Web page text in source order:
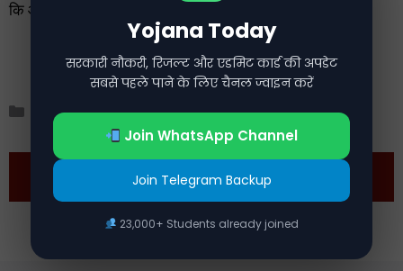
कि आप इस सरकारी योजना का पूरा फायदा उठा रहे हैं।
Latest News
Yojana Today
सरकारी नौकरी, रिजल्ट और एडमिट कार्ड की अपडेट
सबसे पहले पाने के लिए चैनल ज्वाइन करें
Join WhatsApp Channel
Join Telegram Backup
23,000+ Students already joined